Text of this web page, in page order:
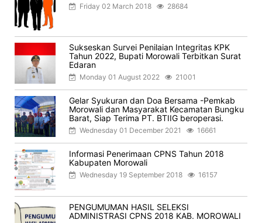
Friday 02 March 2018 28684
Sukseskan Survei Penilaian Integritas KPK
Tahun 2022, Bupati Morowali Terbitkan Surat
Edaran
Monday 01 August 2022 21001
Gelar Syukuran dan Doa Bersama -Pemkab
Morowali dan Masyarakat Kecamatan Bungku
Barat, Siap Terima PT. BTIIG beroperasi.
Wednesday 01 December 2021 16661
Informasi Penerimaan CPNS Tahun 2018
Kabupaten Morowali
Wednesday 19 September 2018 16157
PENGUMUMAN HASIL SELEKSI
ADMINISTRASI CPNS 2018 KAB. MOROWALI